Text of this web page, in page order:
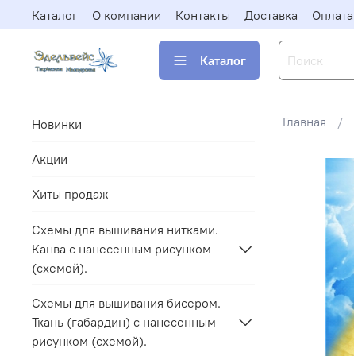
Каталог О компании Контакты Доставка Оплата
Каталог
Главная
Новинки
Акции
Хиты продаж
Схемы для вышивания нитками.
Канва с нанесенным рисунком
(схемой).
Схемы для вышивания бисером.
Ткань (габардин) с нанесенным
рисунком (схемой).